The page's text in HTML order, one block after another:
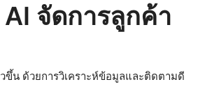
จัดการลูกค้า
ขึ้น ด้วยการวิเคราะห์ข้อมูลและติดตามดี